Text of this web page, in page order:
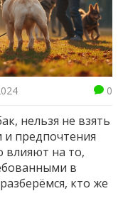
0
нельзя не взять
предпочтения
влияют на то,
в
кто же